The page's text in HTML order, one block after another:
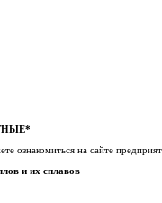
ознакомиться на сайте
и их сплавов